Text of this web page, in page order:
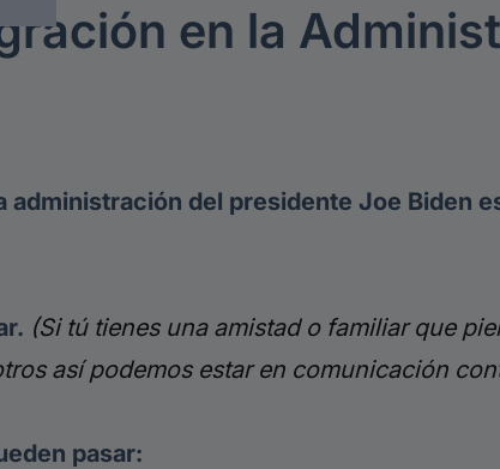
en la
del presidente Joe Biden
(Si tú tienes una amistad o familiar que
así podemos estar en comunicación
pasar: